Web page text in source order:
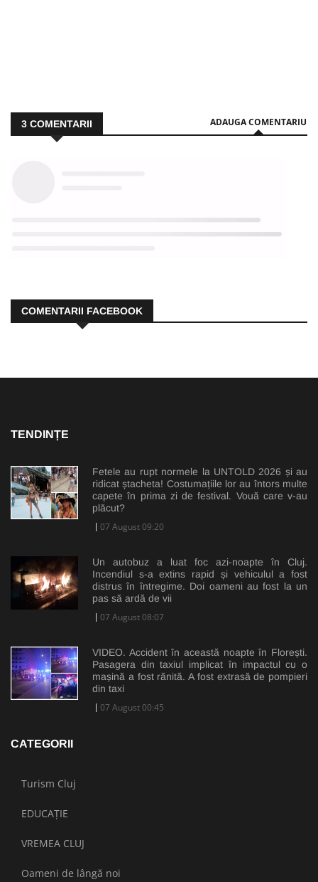
3 COMENTARII ADAUGA COMENTARIU
COMENTARII FACEBOOK
TENDINȚE
Fetele au rupt normele la UNTOLD 2026 și au
ridicat ștacheta! Costumațiile lor au întors multe
capete în prima zi de festival. Vouă care v-au
plăcut?
07 August 09:20
Un autobuz a luat foc azi-noapte în Cluj.
Incendiul s-a extins rapid și vehiculul a fost
distrus în întregime. Doi oameni au fost la un
pas să ardă de vii
07 August 08:07
VIDEO. Accident în această noapte în Florești.
Pasagera din taxiul implicat în impactul cu o
mașină a fost rănită. A fost extrasă de pompieri
din taxi
07 August 00:45
CATEGORII
Turism Cluj
EDUCAȚIE
VREMEA CLUJ
Oameni de lângă noi